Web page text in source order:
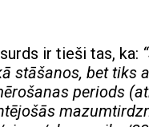
ir tieši tas, ka:
stāšanos, bet tiks
periods